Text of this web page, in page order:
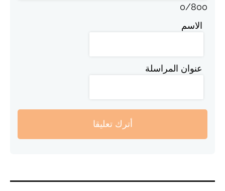
0/800
الاسم
عنوان المراسلة
أترك تعليقا